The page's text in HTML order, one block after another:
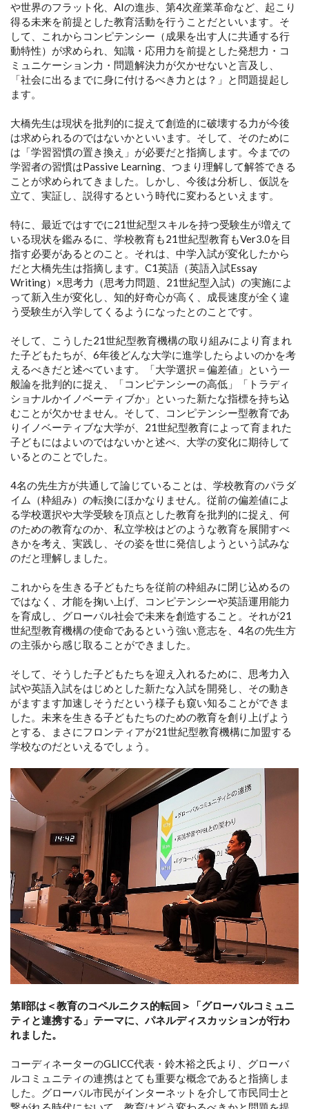
や世界のフラット化、AIの進歩、第4次産業革命など、起こり
得る未来を前提とした教育活動を行うことだといいます。そ
して、これからコンピテンシー（成果を出す人に共通する行
動特性）が求められ、知識・応用力を前提とした発想力・コ
ミュニケーション力・問題解決力が欠かせないと言及し、
「社会に出るまでに身に付けるべき力とは？」と問題提起し
ます。
大橋先生は現状を批判的に捉えて創造的に破壊する力が今後
は求められるのではないかといいます。そして、そのために
は「学習習慣の置き換え」が必要だと指摘します。今までの
学習者の習慣はPassive Learning、つまり理解して解答できる
ことが求められてきました。しかし、今後は分析し、仮説を
立て、実証し、説得するという時代に変わるといえます。
特に、最近ではすでに21世紀型スキルを持つ受験生が増えて
いる現状を鑑みるに、学校教育も21世紀型教育もVer3.0を目
指す必要があるとのこと。それは、中学入試が変化したから
だと大橋先生は指摘します。C1英語（英語入試Essay
Writing）×思考力（思考力問題、21世紀型入試）の実施によ
って新入生が変化し、知的好奇心が高く、成長速度が全く違
う受験生が入学してくるようになったとのことです。
そして、こうした21世紀型教育機構の取り組みにより育まれ
た子どもたちが、6年後どんな大学に進学したらよいのかを考
えるべきだと述べています。「大学選択＝偏差値」という一
般論を批判的に捉え、「コンピテンシーの高低」「トラディ
ショナルかイノベーティブか」といった新たな指標を持ち込
むことが欠かせません。そして、コンピテンシー型教育であ
りイノベーティブな大学が、21世紀型教育によって育まれた
子どもにはよいのではないかと述べ、大学の変化に期待して
いるとのことでした。
4名の先生方が共通して論じていることは、学校教育のパラダ
イム（枠組み）の転換にほかなりません。従前の偏差値によ
る学校選択や大学受験を頂点とした教育を批判的に捉え、何
のための教育なのか、私立学校はどのような教育を展開すべ
きかを考え、実践し、その姿を世に発信しようという試みな
のだと理解しました。
これからを生きる子どもたちを従前の枠組みに閉じ込めるの
ではなく、才能を掬い上げ、コンピテンシーや英語運用能力
を育成し、グローバル社会で未来を創造すること。それが21
世紀型教育機構の使命であるという強い意志を、4名の先生方
の主張から感じ取ることができました。
そして、そうした子どもたちを迎え入れるために、思考力入
試や英語入試をはじめとした新たな入試を開発し、その動き
がますます加速しそうだという様子も窺い知ることができま
した。未来を生きる子どもたちのための教育を創り上げよう
とする、まさにフロンティアが21世紀型教育機構に加盟する
学校なのだといえるでしょう。
第Ⅱ部は＜教育のコペルニクス的転回＞「グローバルコミュニ
ティと連携する」テーマに、パネルディスカッションが行わ
れました。
コーディネーターのGLICC代表・鈴木裕之氏より、グローバ
ルコミュニティの連携はとても重要な概念であると指摘しま
した。グローバル市民がインターネットを介して市民同士と